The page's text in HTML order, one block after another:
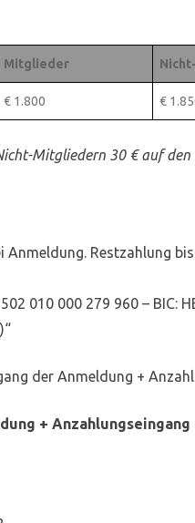
Mitglieder
€ 1.800 €
Mitgliedern 30 € auf
Restzahlung
010 000 279 960 – BIC:
der Anmeldung +
+